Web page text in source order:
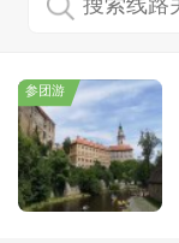
参团游